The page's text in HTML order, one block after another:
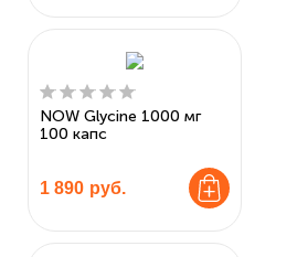
NOW Glycine 1000 мг
100 капс
1 890 руб.